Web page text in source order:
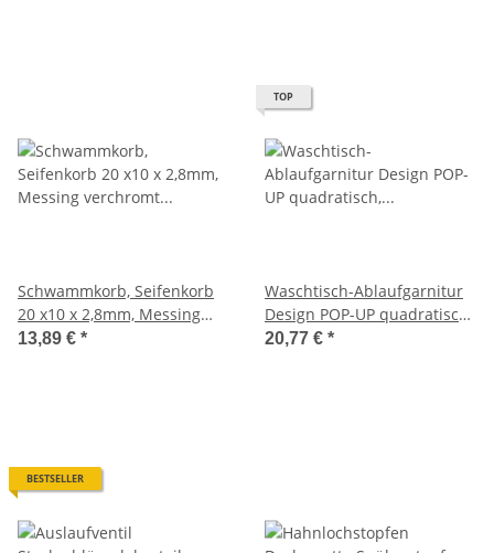
Schwammkorb, Seifenkorb
20 x10 x 2,8mm, Messing
verchromt inkl. Befestigung
13,89 € *
TOP
Waschtisch-Ablaufgarnitur
Design POP-UP quadratisch,
massiv, verchromt 1 1/4"
20,77 € *
BESTSELLER